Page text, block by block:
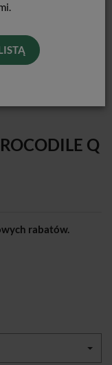
Q
rabatów.